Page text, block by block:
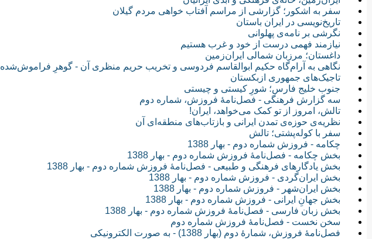
سفر به اشکور؛ گزارشی از مراسم آفتاب خواهی مردم گیلان
تاریخ‌نویسی در ایران باستان
نگرشی بر نامه‌ی پهلوانی
نیازمند فهمی درست از خود و غرب هستیم
داغستان؛ مرزبان شمالی ایران‌زمین
نگاهی به آرام‌گاه حكيم ابوالقاسم فردوسی و تخریب حریم منظری آن - گوهرِ فراموش‌شده
تاجیک‌های جمهوری ازبکستان
جنوب خلیج فارس؛ شورِ کیستی و چیستی
سه گزارش فرهنگی - فصل‌نامهٔ فروزش، شماره دوم
تالش، امروز از تو کمک می‌خواهد، ایران!
نظریه‌ی حوزه‌ی تمدن ایرانی و بازتاب‌های منطقه‌ای آن
سفر با کوله‌پشتی؛ تالش
چکامه - فروزش شماره دوم - بهار 1388
بخش چکامه - فصل‌نامۀ فروزش شماره دوم - بهار 1388
بخش یادگارهای فرهنگی و طبیعی - فصل‌نامۀ فروزش شماره دوم - بهار 1388
بخش ایران‌گردی - فروزش شماره دوم - بهار 1388
بخش ایران‌شهر - فروزش شماره دوم - بهار 1388
بخش جهانِ ایرانی - فروزش شماره دوم - بهار 1388
بخش زبان فارسی - فصل‌نامۀ فروزش شماره دوم - بهار 1388
سخن نخست - فصل‌نامۀ فروزش شماره دوم
فصل‌نامۀ فروزش، شمارۀ دوم (بهار 1388) - به صورت الکترونیکی